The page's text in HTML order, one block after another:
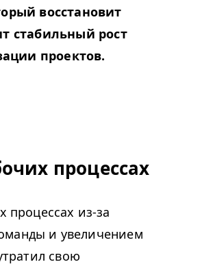
восстановит
стабильный рост
проектов.
процессах
процессах из-за
и увеличением
свою